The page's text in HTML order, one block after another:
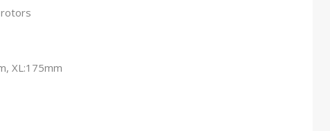
XL:175mm